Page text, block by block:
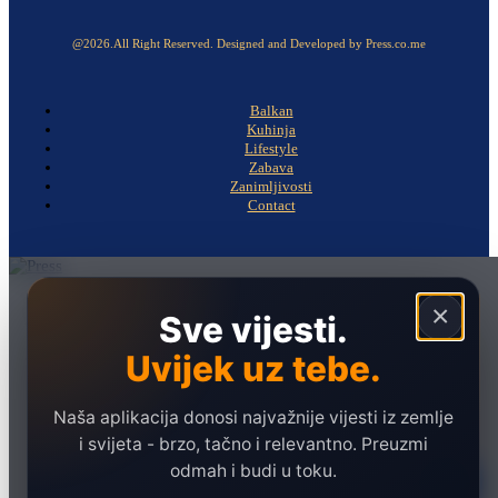
@2026.All Right Reserved. Designed and Developed by Press.co.me
Balkan
Kuhinja
Lifestyle
Zabava
Zanimljivosti
Contact
×
Sve vijesti.
Uvijek uz tebe.
Naša aplikacija donosi najvažnije vijesti iz zemlje
i svijeta - brzo, tačno i relevantno. Preuzmi
odmah i budi u toku.
Ekonomija